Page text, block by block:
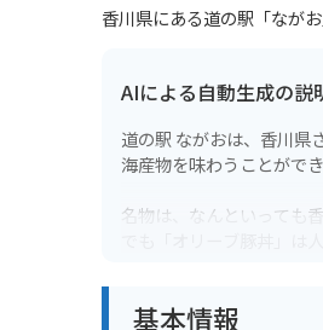
香川県にある道の駅「ながお
AIによる自動生成の説
道の駅 ながおは、香川県
海産物を味わうことができ
名物は、なんといっても
でも「オリーブ豚丼」は
バイクで訪れる場合、道
基本情報